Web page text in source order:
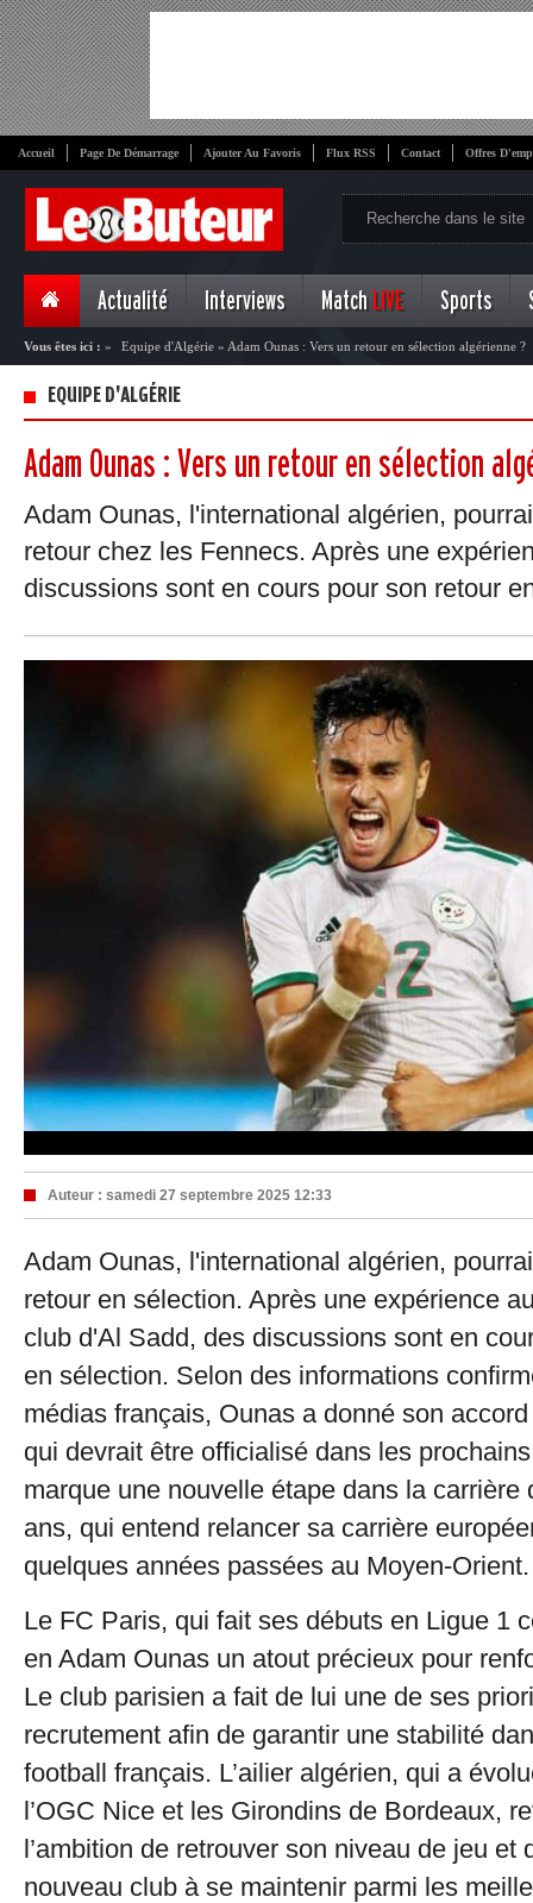
Accueil Page De Démarrage Ajouter Au Favoris Flux RSS Contact Offres
Actualité Interviews Match LIVE Sports
Vous êtes ici : » Equipe d'Algérie » Adam Ounas : Vers un retour en sélection algérienne ?
EQUIPE D'ALGÉRIE
Adam Ounas : Vers un retour en sélection
Adam Ounas, l'international algérien,
retour chez les Fennecs. Après une
discussions sont en cours pour son retour
Auteur : samedi 27 septembre 2025 12:33
Adam Ounas, l'international algérien,
retour en sélection. Après une expérience
club d'Al Sadd, des discussions sont en
en sélection. Selon des informations
médias français, Ounas a donné son
qui devrait être officialisé dans les
marque une nouvelle étape dans la carrière
ans, qui entend relancer sa carrière
quelques années passées au Moyen-Orient.
Le FC Paris, qui fait ses débuts en Ligue 1
en Adam Ounas un atout précieux pour
Le club parisien a fait de lui une de ses
recrutement afin de garantir une stabilité
football français. L’ailier algérien, qui a
l’OGC Nice et les Girondins de Bordeaux,
l’ambition de retrouver son niveau de jeu et
nouveau club à se maintenir parmi les